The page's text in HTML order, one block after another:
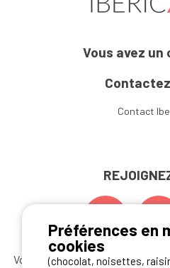
Vous avez un
Contact
Vous souhaitez bénéficier des
Préférences en
cookies
(chocolat, noisettes,